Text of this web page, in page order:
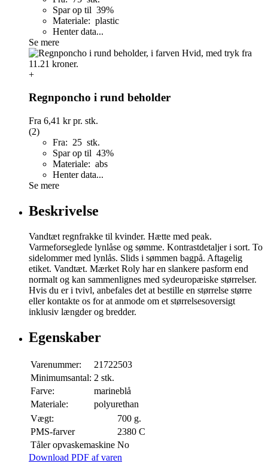
Spar op til 39%
Materiale: plastic
Henter data...
Se mere
+
Regnponcho i rund beholder
Fra 6,41 krpr. stk.
(2)
Fra: 25 stk.
Spar op til 43%
Materiale: abs
Henter data...
Se mere
Beskrivelse
Vandtæt regnfrakke til kvinder. Hætte med peak.
Varmeforseglede lynlåse og sømme. Kontrastdetaljer i sort. To
sidelommer med lynlås. Slids i sømmen bagpå. Aftagelig
etiket. Vandtæt. Mærket Roly har en slankere pasform end
normalt og kan sammenlignes med sydeuropæiske størrelser.
Hvis du er i tvivl, anbefales det at bestille en størrelse større
eller kontakte os for at anmode om et størrelsesoversigt
inklusiv længder og bredder.
Egenskaber
Varenummer:
21722503
Minimumsantal: 2 stk.
Farve:
marineblå
Materiale:
polyurethan
Vægt:
700 g.
PMS-farver
2380 C
Tåler opvaskemaskine No
Download PDF af varen